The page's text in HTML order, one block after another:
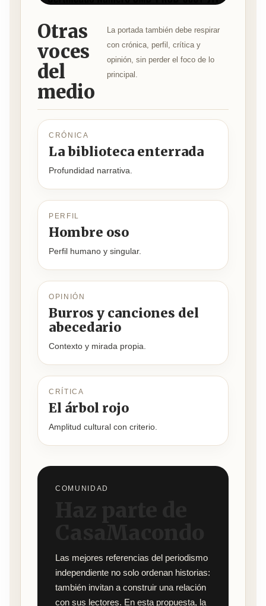
Otras
voces
del
medio
La portada también debe respirar
con crónica, perfil, crítica y
opinión, sin perder el foco de lo
principal.
CRÓNICA
La biblioteca enterrada
Profundidad narrativa.
PERFIL
Hombre oso
Perfil humano y singular.
OPINIÓN
Burros y canciones del
abecedario
Contexto y mirada propia.
CRÍTICA
El árbol rojo
Amplitud cultural con criterio.
COMUNIDAD
Las mejores referencias del periodismo
independiente no solo ordenan historias:
también invitan a construir una relación
con sus lectores. En esta propuesta, la